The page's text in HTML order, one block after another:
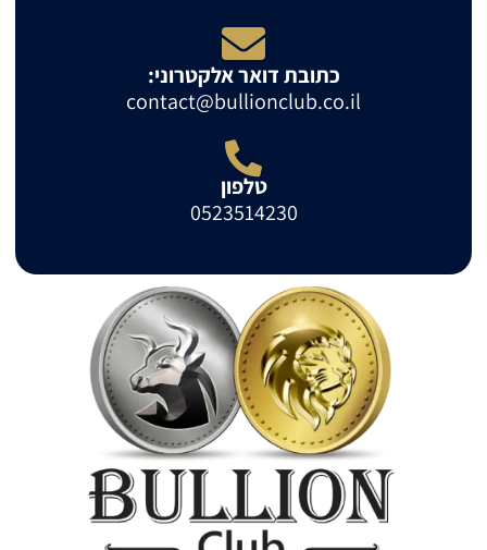
כתובת דואר אלקטרוני:
contact@bullionclub.co.il
טלפון
0523514230